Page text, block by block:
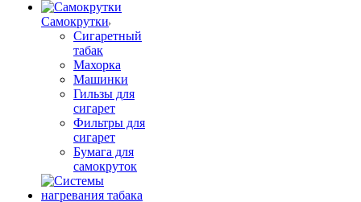
Самокрутки
Сигаретный
табак
Махорка
Машинки
Гильзы для
сигарет
Фильтры для
сигарет
Бумага для
самокруток